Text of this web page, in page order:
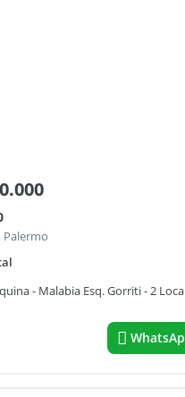
Palermo
- Malabia Esq. Gorriti - 2